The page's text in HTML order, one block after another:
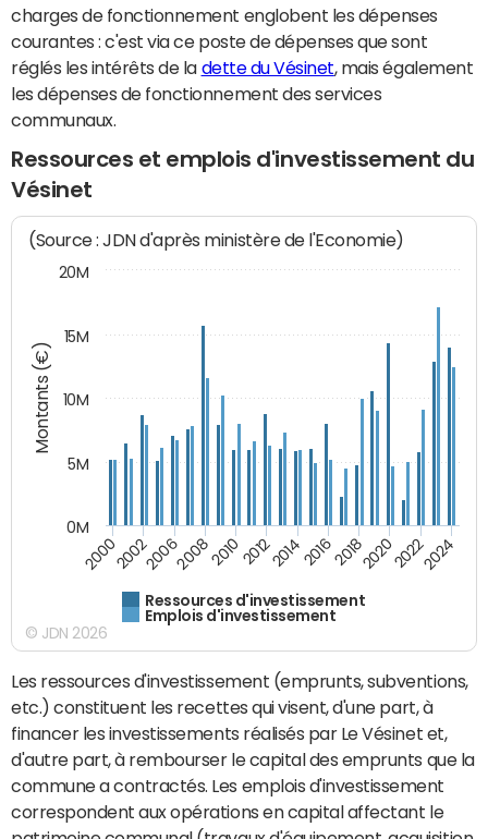
charges de fonctionnement englobent les dépenses
courantes : c'est via ce poste de dépenses que sont
réglés les intérêts de la dette du Vésinet, mais également
les dépenses de fonctionnement des services
communaux.
Ressources et emplois d'investissement du
Vésinet
Montants (€)
(Source : JDN d'après ministère de l'Economie)
Ressources d'investissement
Emplois d'investissement
200020022006200820102012201420162018202020222024
0M
5M
10M
15M
20M
© JDN 2026
Les ressources d'investissement (emprunts, subventions,
etc.) constituent les recettes qui visent, d'une part, à
financer les investissements réalisés par Le Vésinet et,
d'autre part, à rembourser le capital des emprunts que la
commune a contractés. Les emplois d'investissement
correspondent aux opérations en capital affectant le